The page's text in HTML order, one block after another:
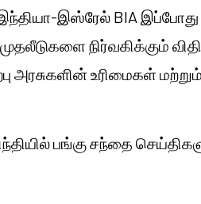
இஸ்ரேல் BIA இப்போது
நிர்வகிக்கும்
அரசுகளின் உரிமைகள்
பங்கு சந்தை